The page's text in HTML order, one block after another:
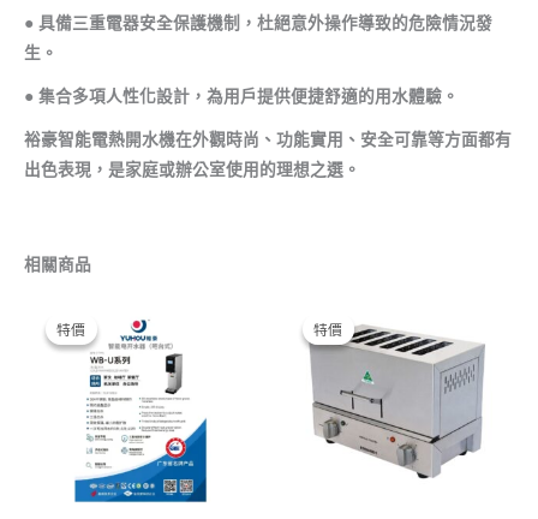
● 具備三重電器安全保護機制，杜絕意外操作導致的危險情況發
生。
● 集合多項人性化設計，為用戶提供便捷舒適的用水體驗。
裕豪智能電熱開水機在外觀時尚、功能實用、安全可靠等方面都有
出色表現，是家庭或辦公室使用的理想之選。
相關商品
特價
特價 價
格：
$3,950.00。
格：
$3,160.00。
特價
特價 價
格：
$4,200.00。
價
格：
$800.00。